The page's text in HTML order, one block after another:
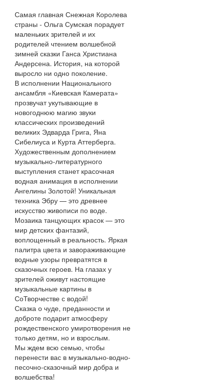
Самая главная Снежная Королева
страны - Ольга Сумская порадует
маленьких зрителей и их
родителей чтением волшебной
зимней сказки Ганса Христиана
Андерсена. История, на которой
выросло ни одно поколение.
В исполнении Национального
ансамбля «Киевская Камерата»
прозвучат укутывающие в
новогоднюю магию звуки
классических произведений
великих Эдварда Грига, Яна
Сибелиуса и Курта Аттерберга.
Художественным дополнением
музыкально-литературного
выступления станет красочная
водная анимация в исполнении
Ангелины Золотой! Уникальная
техника Эбру — это древнее
искусство живописи по воде.
Мозаика танцующих красок — это
мир детских фантазий,
воплощенный в реальность. Яркая
палитра цвета и завораживающие
водные узоры превратятся в
сказочных героев. На глазах у
зрителей оживут настоящие
музыкальные картины в
СоТворчестве с водой!
Сказка о чуде, преданности и
доброте подарит атмосферу
рождественского умиротворения не
только детям, но и взрослым.
Мы ждем всю семью, чтобы
перенести вас в музыкально-водно-
песочно-сказочный мир добра и
волшебства!